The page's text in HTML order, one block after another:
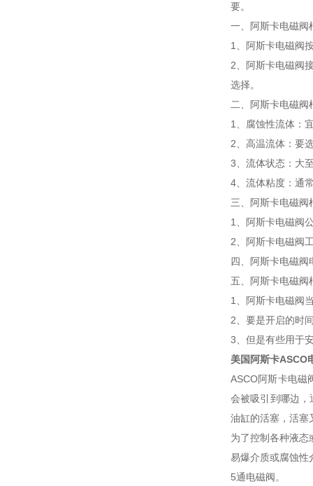
要。
一、阿斯卡电磁阀
1、阿斯卡电磁阀
2、阿斯卡电磁阀
选择。
二、阿斯卡电磁
1、腐蚀性流体：
2、高温流体：要
3、流体状态：大
4、流体粘度：通
三、阿斯卡电磁阀
1、阿斯卡电磁阀
2、阿斯卡电磁阀
四、阿斯卡电磁阀
五、阿斯卡电磁阀
1、阿斯卡电磁阀
2、要是开启的时
3、但是有些用于
美国阿斯卡ASCO
ASCO阿斯卡电磁
会被吸引到哪边
油缸的活塞，活塞
为了控制各种液态
易爆介质或腐蚀性
5通电磁阀。